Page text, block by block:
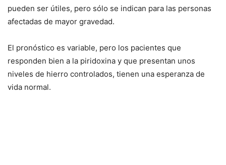
pueden ser útiles, pero sólo se indican para las personas
afectadas de mayor gravedad.
El pronóstico es variable, pero los pacientes que
responden bien a la piridoxina y que presentan unos
niveles de hierro controlados, tienen una esperanza de
vida normal.